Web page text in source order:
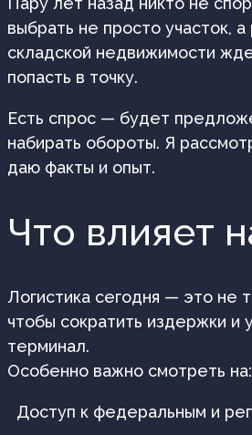
выбрать не просто участок, а
складской недвижимости
попасть в точку.
Есть спрос — будет
набирать обороты. Я
даю факты и опыт.
Что влияет
Логистика сегодня — это не
чтобы сократить издержки и
терминал.
Особенно важно смотреть на:
Доступ к федеральным и